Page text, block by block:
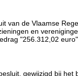
van de Vlaamse
en
"256.312,02
gewijzigd bij